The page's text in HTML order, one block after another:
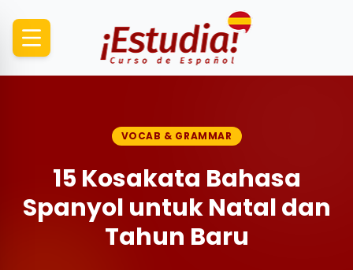
VOCAB & GRAMMAR
15 Kosakata Bahasa
Spanyol untuk Natal dan
Tahun Baru